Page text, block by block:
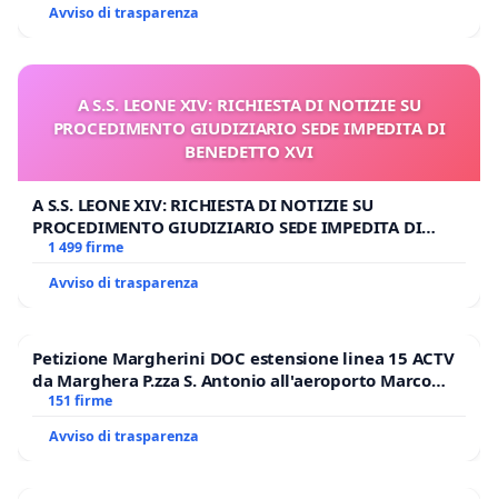
Avviso di trasparenza
A S.S. LEONE XIV: RICHIESTA DI NOTIZIE SU
PROCEDIMENTO GIUDIZIARIO SEDE IMPEDITA DI
BENEDETTO XVI
A S.S. LEONE XIV: RICHIESTA DI NOTIZIE SU
PROCEDIMENTO GIUDIZIARIO SEDE IMPEDITA DI
BENEDETTO XVI
1 499 firme
Avviso di trasparenza
Petizione Margherini DOC estensione linea 15 ACTV
da Marghera P.zza S. Antonio all'aeroporto Marco
Polo tariffa a € 1,50
151 firme
Avviso di trasparenza